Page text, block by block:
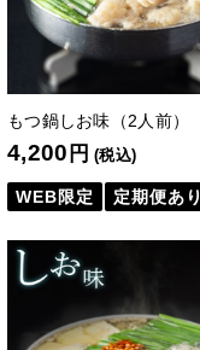
もつ鍋しお味（2人前）
4,200 円 (税込)
WEB限定 定期便あり